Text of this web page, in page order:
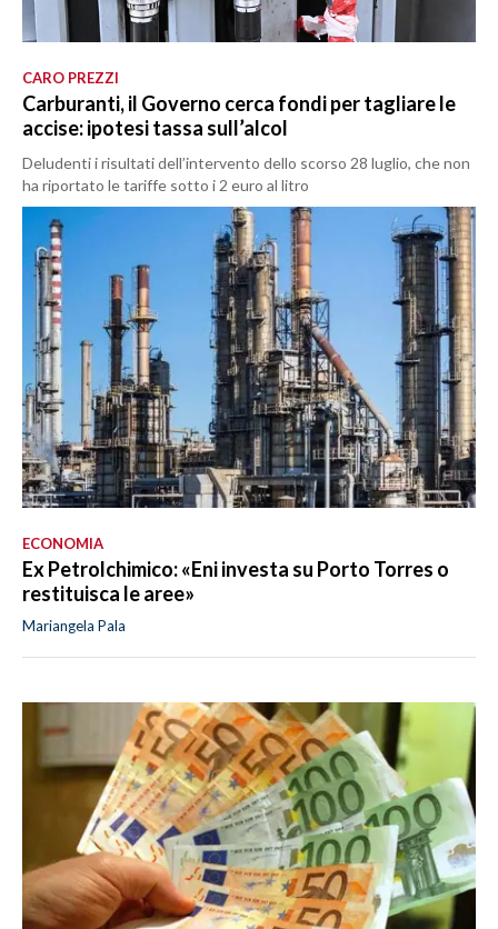
CARO PREZZI
Carburanti, il Governo cerca fondi per tagliare le
accise: ipotesi tassa sull’alcol
Deludenti i risultati dell’intervento dello scorso 28 luglio, che non
ha riportato le tariffe sotto i 2 euro al litro
ECONOMIA
Ex Petrolchimico: «Eni investa su Porto Torres o
restituisca le aree»
Mariangela Pala